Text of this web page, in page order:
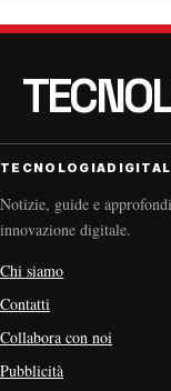
Notizie, guide e
innovazione digitale.
Chi siamo
Contatti
Collabora con noi
Pubblicità